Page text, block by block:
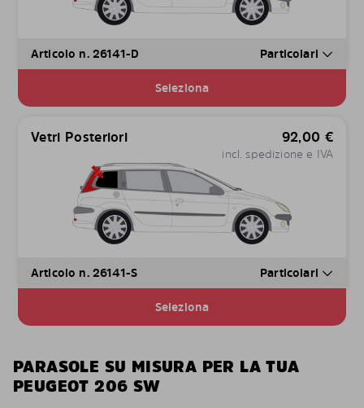
Articolo n. 26141-D Particolari
Seleziona
Vetri Posteriori 92,00 €
incl. spedizione e IVA
Articolo n. 26141-S Particolari
Seleziona
PARASOLE SU MISURA PER LA TUA
PEUGEOT 206 SW